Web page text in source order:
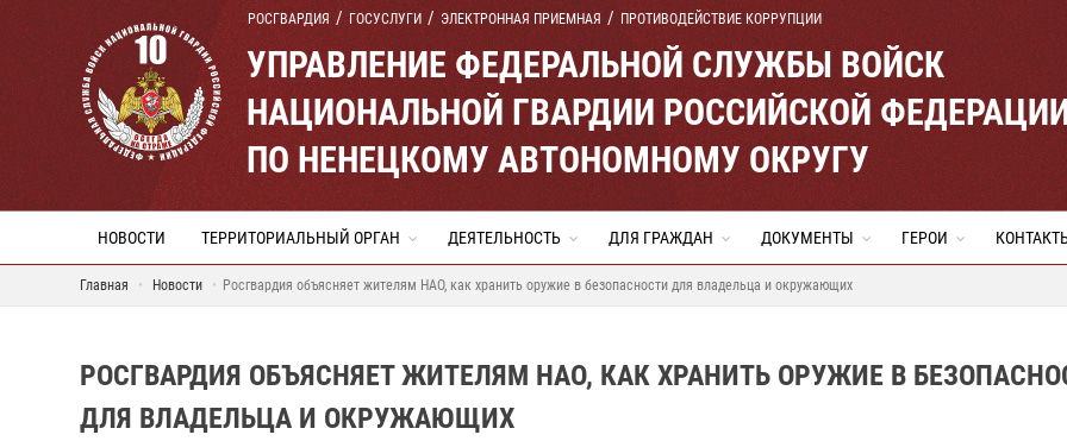
РОСГВАРДИЯ ГОСУСЛУГИ ЭЛЕКТРОННАЯ ПРИЕМНАЯ ПРОТИВОДЕЙСТВИЕ КОРРУПЦИИ
УПРАВЛЕНИЕ ФЕДЕРАЛЬНОЙ СЛУЖБЫ ВОЙСК
НАЦИОНАЛЬНОЙ ГВАРДИИ РОССИЙСКОЙ
ПО НЕНЕЦКОМУ АВТОНОМНОМУ ОКРУГУ
НОВОСТИ ТЕРРИТОРИАЛЬНЫЙ ОРГАН ДЕЯТЕЛЬНОСТЬ ДЛЯ ГРАЖДАН ДОКУМЕНТЫ ГЕРОИ
Главная Новости Росгвардия объясняет жителям НАО, как хранить оружие в безопасности для владельца и окружающих
РОСГВАРДИЯ ОБЪЯСНЯЕТ ЖИТЕЛЯМ НАО, КАК ХРАНИТЬ ОРУЖИЕ В
ДЛЯ ВЛАДЕЛЬЦА И ОКРУЖАЮЩИХ